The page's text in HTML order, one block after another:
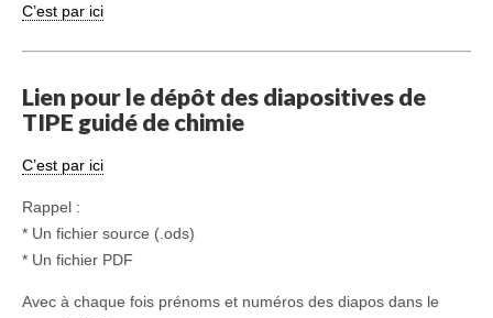
C’est par ici
Lien pour le dépôt des diapositives de
TIPE guidé de chimie
C’est par ici
Rappel :
* Un fichier source (.ods)
* Un fichier PDF
Avec à chaque fois prénoms et numéros des diapos dans le